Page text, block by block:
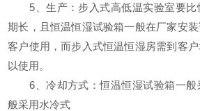
5、生产：步入式高低温实验室要比
期长，且恒温恒湿试验箱一般在厂家安
客户使用，而步入式恒温恒湿房需到客
以使用。
6、冷却方式：恒温恒湿试验箱一般
般采用水冷式